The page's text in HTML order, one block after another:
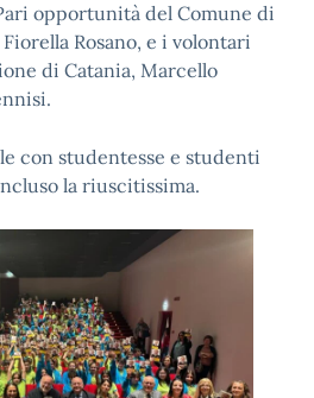
opportunità del Comune di
Rosano, e i volontari
di Catania, Marcello
con studentesse e studenti
la riuscitissima.